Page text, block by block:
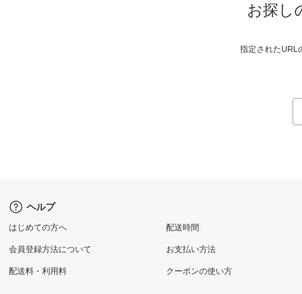
お探し
指定されたURL
ヘルプ
はじめての方へ
会員登録方法について
配送料・利用料
配送時間
お支払い方法
クーポンの使い方